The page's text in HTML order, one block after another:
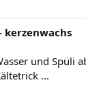
kerzenwachs
und Spüli
...